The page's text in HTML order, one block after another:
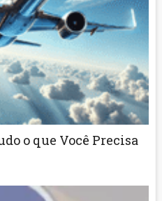
o que Você Precisa